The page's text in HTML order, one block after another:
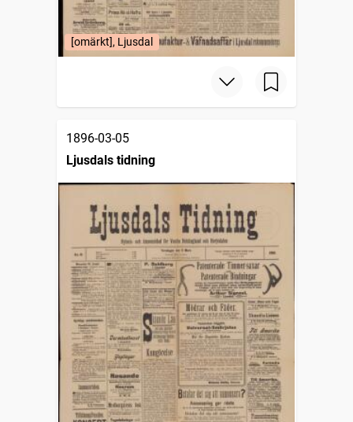
[omärkt], Ljusdal
1896-03-05
Ljusdals tidning